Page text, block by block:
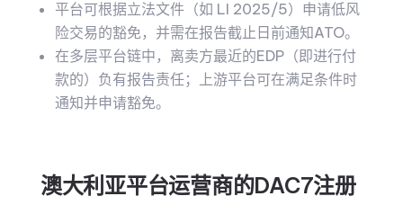
平台可根据立法文件（如 LI 2025/5）申请低风
险交易的豁免，并需在报告截止日前通知ATO。
在多层平台链中，离卖方最近的EDP（即进行付
款的）负有报告责任；上游平台可在满足条件时
通知并申请豁免。
澳大利亚平台运营商的DAC7注册